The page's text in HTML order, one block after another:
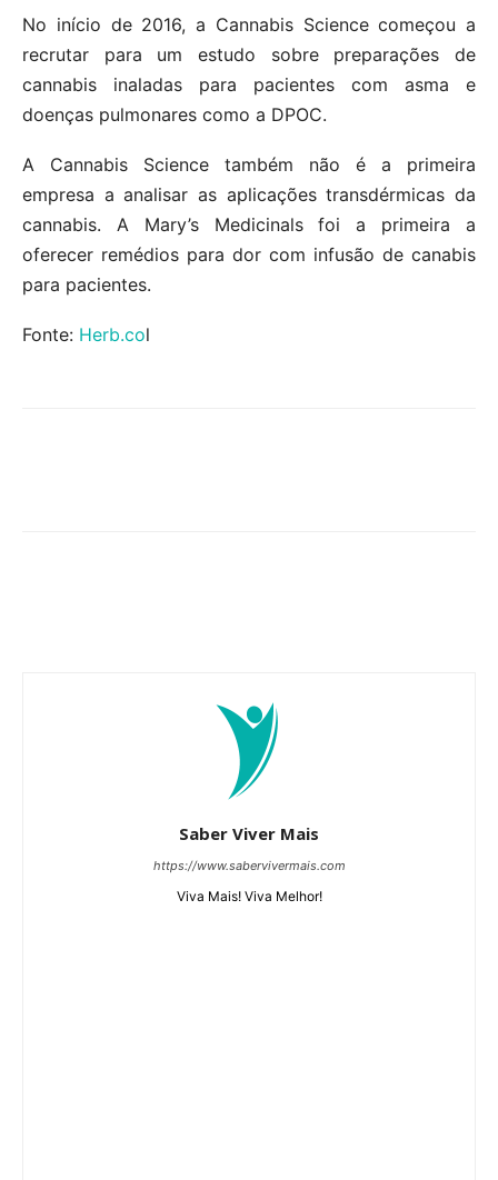
No início de 2016, a Cannabis Science começou a
recrutar para um estudo sobre preparações de
cannabis inaladas para pacientes com asma e
doenças pulmonares como a DPOC.
A Cannabis Science também não é a primeira
empresa a analisar as aplicações transdérmicas da
cannabis. A Mary’s Medicinals foi a primeira a
oferecer remédios para dor com infusão de canabis
para pacientes.
Fonte: Herb.col
Saber Viver Mais
https://www.sabervivermais.com
Viva Mais! Viva Melhor!